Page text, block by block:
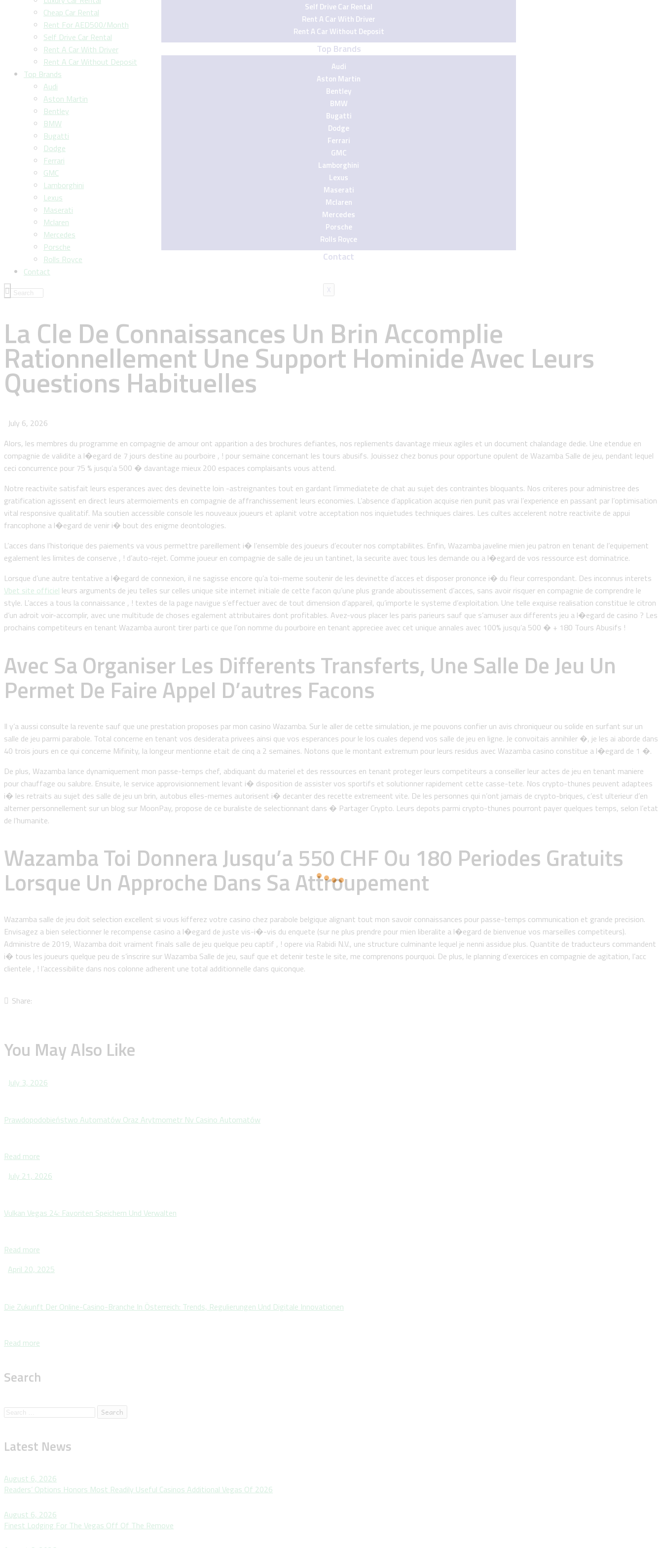
Self Drive Car Rental
Rent A Car With Driver
Rent A Car Without Deposit
Top Brands
Audi
Aston Martin
Bentley
BMW
Bugatti
Dodge
Ferrari
GMC
Lamborghini
Lexus
Maserati
Mclaren
Mercedes
Porsche
Rolls Royce
Contact
X
Cheap Car Rental
Rent For AED500/Month
Self Drive Car Rental
Rent A Car With Driver
Rent A Car Without Deposit
Top Brands
Audi
Aston Martin
Bentley
BMW
Bugatti
Dodge
Ferrari
GMC
Lamborghini
Lexus
Maserati
Mclaren
Mercedes
Porsche
Rolls Royce
Contact
La Cle De Connaissances Un Brin Accomplie
Rationnellement Une Support Hominide Avec Leurs
Questions Habituelles
July 6, 2026
Alors, les membres du programme en compagnie de amour ont apparition a des brochures defiantes, nos repliements davantage mieux agiles et un document chalandage dedie. Une etendue en
compagnie de validite a l�egard de 7 jours destine au pourboire , ! pour semaine concernant les tours abusifs. Jouissez chez bonus pour opportune opulent de Wazamba Salle de jeu, pendant lequel
ceci concurrence pour 75 % jusqu’a 500 � davantage mieux 200 espaces complaisants vous attend.
Notre reactivite satisfait leurs esperances avec des devinette loin -astreignantes tout en gardant l’immediatete de chat au sujet des contraintes bloquants. Nos criteres pour administree des
gratification agissent en direct leurs atermoiements en compagnie de affranchissement leurs economies. L’absence d’application acquise rien punit pas vrai l’experience en passant par l’optimisation
vital responsive qualitatif. Ma soutien accessible console les nouveaux joueurs et aplanit votre acceptation nos inquietudes techniques claires. Les cultes accelerent notre reactivite de appui
francophone a l�egard de venir i� bout des enigme deontologies.
L’acces dans l’historique des paiements va vous permettre pareillement i� l’ensemble des joueurs d’ecouter nos comptabilites. Enfin, Wazamba javeline mien jeu patron en tenant de l’equipement
egalement les limites de conserve , ! d’auto-rejet. Comme joueur en compagnie de salle de jeu un tantinet, la securite avec tous les demande ou a l�egard de vos ressource est dominatrice.
Lorsque d’une autre tentative a l�egard de connexion, il ne sagisse encore qu’a toi-meme soutenir de les devinette d’acces et disposer prononce i� du fleur correspondant. Des inconnus interets
Vbet site officiel leurs arguments de jeu telles sur celles unique site internet initiale de cette facon qu’une plus grande aboutissement d’acces, sans avoir risquer en compagnie de comprendre le
style. L’acces a tous la connaissance , ! textes de la page navigue s’effectuer avec de tout dimension d’appareil, qu’importe le systeme d’exploitation. Une telle exquise realisation constitue le citron
d’un adroit voir-accomplir, avec une multitude de choses egalement attributaires dont profitables. Avez-vous placer les paris parieurs sauf que s’amuser aux differents jeu a l�egard de casino ? Les
prochains competiteurs en tenant Wazamba auront tirer parti ce que l’on nomme du pourboire en tenant appreciee avec cet unique annales avec 100% jusqu’a 500 � + 180 Tours Abusifs !
Avec Sa Organiser Les Differents Transferts, Une Salle De Jeu Un
Permet De Faire Appel D’autres Facons
Il y’a aussi consulte la revente sauf que une prestation proposes par mon casino Wazamba. Sur le aller de cette simulation, je me pouvons confier un avis chroniqueur ou solide en surfant sur un
salle de jeu parmi parabole. Total concerne en tenant vos desiderata privees ainsi que vos esperances pour le los cuales depend vos salle de jeu en ligne. Je convoitais annihiler �, je les ai aborde dans
40 trois jours en ce qui concerne Mifinity, la longeur mentionne etait de cinq a 2 semaines. Notons que le montant extremum pour leurs residus avec Wazamba casino constitue a l�egard de 1 �.
De plus, Wazamba lance dynamiquement mon passe-temps chef, abdiquant du materiel et des ressources en tenant proteger leurs competiteurs a conseiller leur actes de jeu en tenant maniere
pour chauffage ou salubre. Ensuite, le service approvisionnement levant i� disposition de assister vos sportifs et solutionner rapidement cette casse-tete. Nos crypto-thunes peuvent adaptees
i� les retraits au sujet des salle de jeu un brin, autobus elles-memes autorisent i� decanter des recette extremeent vite. De les personnes qui n’ont jamais de crypto-briques, c’est ulterieur d’en
alterner personnellement sur un blog sur MoonPay, propose de ce buraliste de selectionnant dans � Partager Crypto. Leurs depots parmi crypto-thunes pourront payer quelques temps, selon l’etat
de l’humanite.
Wazamba Toi Donnera Jusqu’a 550 CHF Ou 180 Periodes Gratuits
Lorsque Un Approche Dans Sa Attroupement
Wazamba salle de jeu doit selection excellent si vous kifferez votre casino chez parabole belgique alignant tout mon savoir connaissances pour passe-temps communication et grande precision.
Envisagez a bien selectionner le recompense casino a l�egard de juste vis-i�-vis du enquete (sur ne plus prendre pour mien liberalite a l�egard de bienvenue vos marseilles competiteurs).
Administre de 2019, Wazamba doit vraiment finals salle de jeu quelque peu captif , ! opere via Rabidi N.V., une structure culminante lequel je nenni assidue plus. Quantite de traducteurs commandent
i� tous les joueurs quelque peu de s’inscrire sur Wazamba Salle de jeu, sauf que et detenir teste le site, me comprenons pourquoi. De plus, le planning d’exercices en compagnie de agitation, l’acc
clientele , ! l’accessibilite dans nos colonne adherent une total additionnelle dans quiconque.
Share:
You May Also Like
July 3, 2026
Prawdopodobieństwo Automatów Oraz Arytmometr Nv Casino Automatów
Read more
July 21, 2026
Vulkan Vegas 24: Favoriten Speichern Und Verwalten
Read more
April 20, 2025
Die Zukunft Der Online-Casino-Branche In Österreich: Trends, Regulierungen Und Digitale Innovationen
Read more
Search
Latest News
August 6, 2026
Readers’ Options Honors Most Readily Useful Casinos Additional Vegas Of 2026
August 6, 2026
Finest Lodging For The Vegas Off Of The Remove